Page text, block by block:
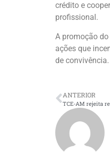
crédito e
profissional.
A promoção
ações que
de convivência.
ANTERIOR